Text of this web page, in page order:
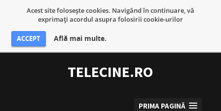
Acest site foloseşte cookies. Navigând în continuare, vă
exprimaţi acordul asupra folosirii cookie-urilor
ACCEPT Află mai multe.
conținut
TELECINE.RO
PRIMA PAGINĂ